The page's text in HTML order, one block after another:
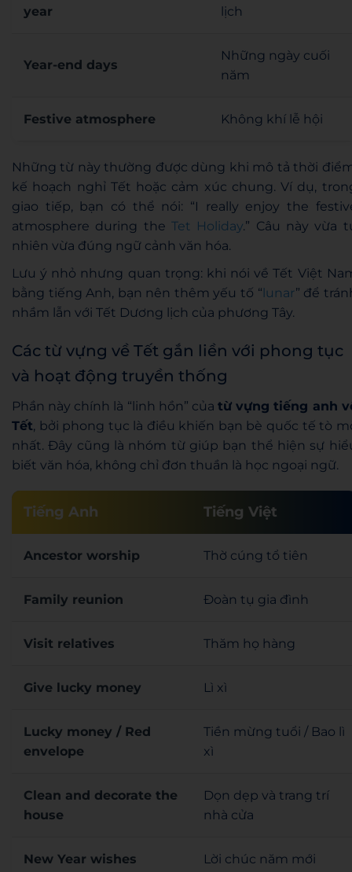
year
lịch
Year-end days
Những ngày cuối
năm
Festive atmosphere Không khí lễ hội
Những từ này thường được dùng khi mô tả thời
kế hoạch nghỉ Tết hoặc cảm xúc chung. Ví dụ,
giao tiếp, bạn có thể nói: “I really enjoy the
atmosphere during theTet Holiday.” Câu này vừa
nhiên vừa đúng ngữ cảnh văn hóa.
Lưu ý nhỏ nhưng quan trọng: khi nói về Tết Việt
bằng tiếng Anh, bạn nên thêm yếu tố “lunar” để
nhầm lẫn với Tết Dương lịch của phương Tây.
Các từ vựng về Tết gắn liền với phong tục
và hoạt động truyền thống
Phần này chính là “linh hồn” củatừ vựng tiếng anh
Tết, bởi phong tục là điều khiến bạn bè quốc tế tò
nhất. Đây cũng là nhóm từ giúp bạn thể hiện sự
biết văn hóa, không chỉ đơn thuần là học ngoại ngữ.
Tiếng Anh Tiếng Việt
Ancestor worship Thờ cúng tổ tiên
Family reunion Đoàn tụ gia đình
Visit relatives Thăm họ hàng
Give lucky money Lì xì
Lucky money / Red
envelope
Tiền mừng tuổi / Bao lì
xì
Clean and decorate the
house
Dọn dẹp và trang trí
nhà cửa
New Year wishes Lời chúc năm mới